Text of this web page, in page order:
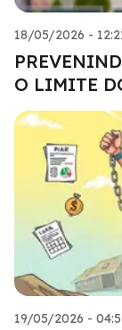
18/05/2026 -
O LIMITE
19/05/2026 -